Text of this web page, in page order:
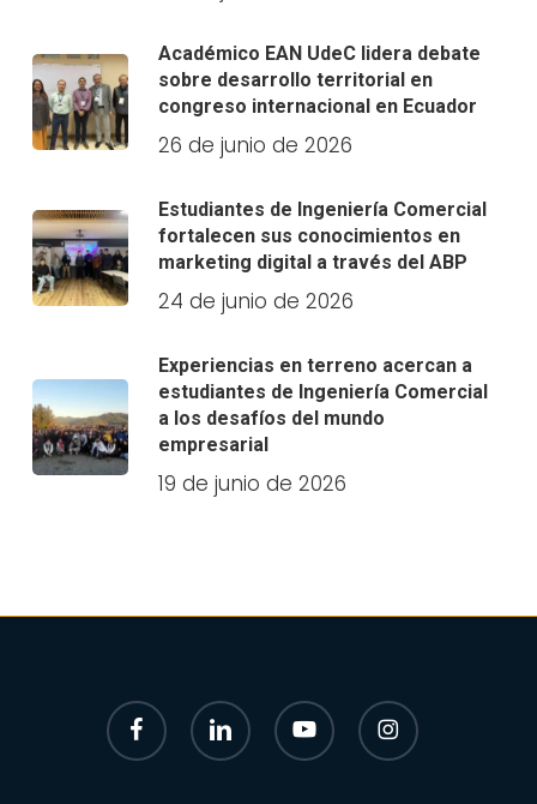
Académico EAN UdeC lidera debate
sobre desarrollo territorial en
congreso internacional en Ecuador
26 de junio de 2026
Estudiantes de Ingeniería Comercial
fortalecen sus conocimientos en
marketing digital a través del ABP
24 de junio de 2026
Experiencias en terreno acercan a
estudiantes de Ingeniería Comercial
a los desafíos del mundo
empresarial
19 de junio de 2026
facebook linkedin youtube instagram